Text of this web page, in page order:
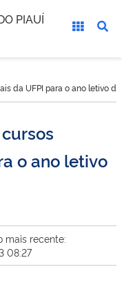
PIAUÍ
da UFPI para o ano letivo
o ano letivo
mais recente:
08:27